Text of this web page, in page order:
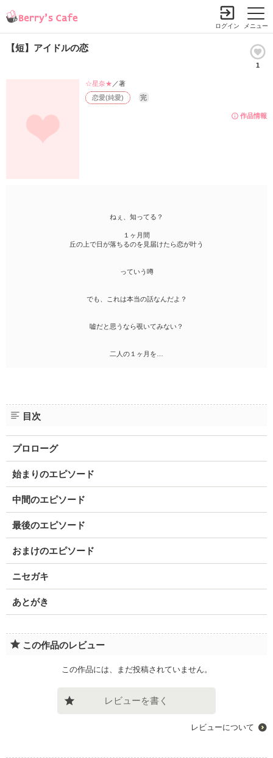
メニュー
ログイン
【短】アイドルの恋
1
作品情報
恋愛(純愛) 完
☆星奈★ ／著
ねぇ、知ってる？
１ヶ月間
丘の上で日が落ちるのを見届けたら恋が叶う
っていう噂
でも、これは本当の話なんだよ？
嘘だと思うなら覗いてみない？
二人の１ヶ月を…
目次
プロローグ
始まりのエピソード
中間のエピソード
最後のエピソード
おまけのエピソード
ニセガキ
あとがき
この作品のレビュー
この作品には、まだ投稿されていません。
レビューを書く
レビューについて